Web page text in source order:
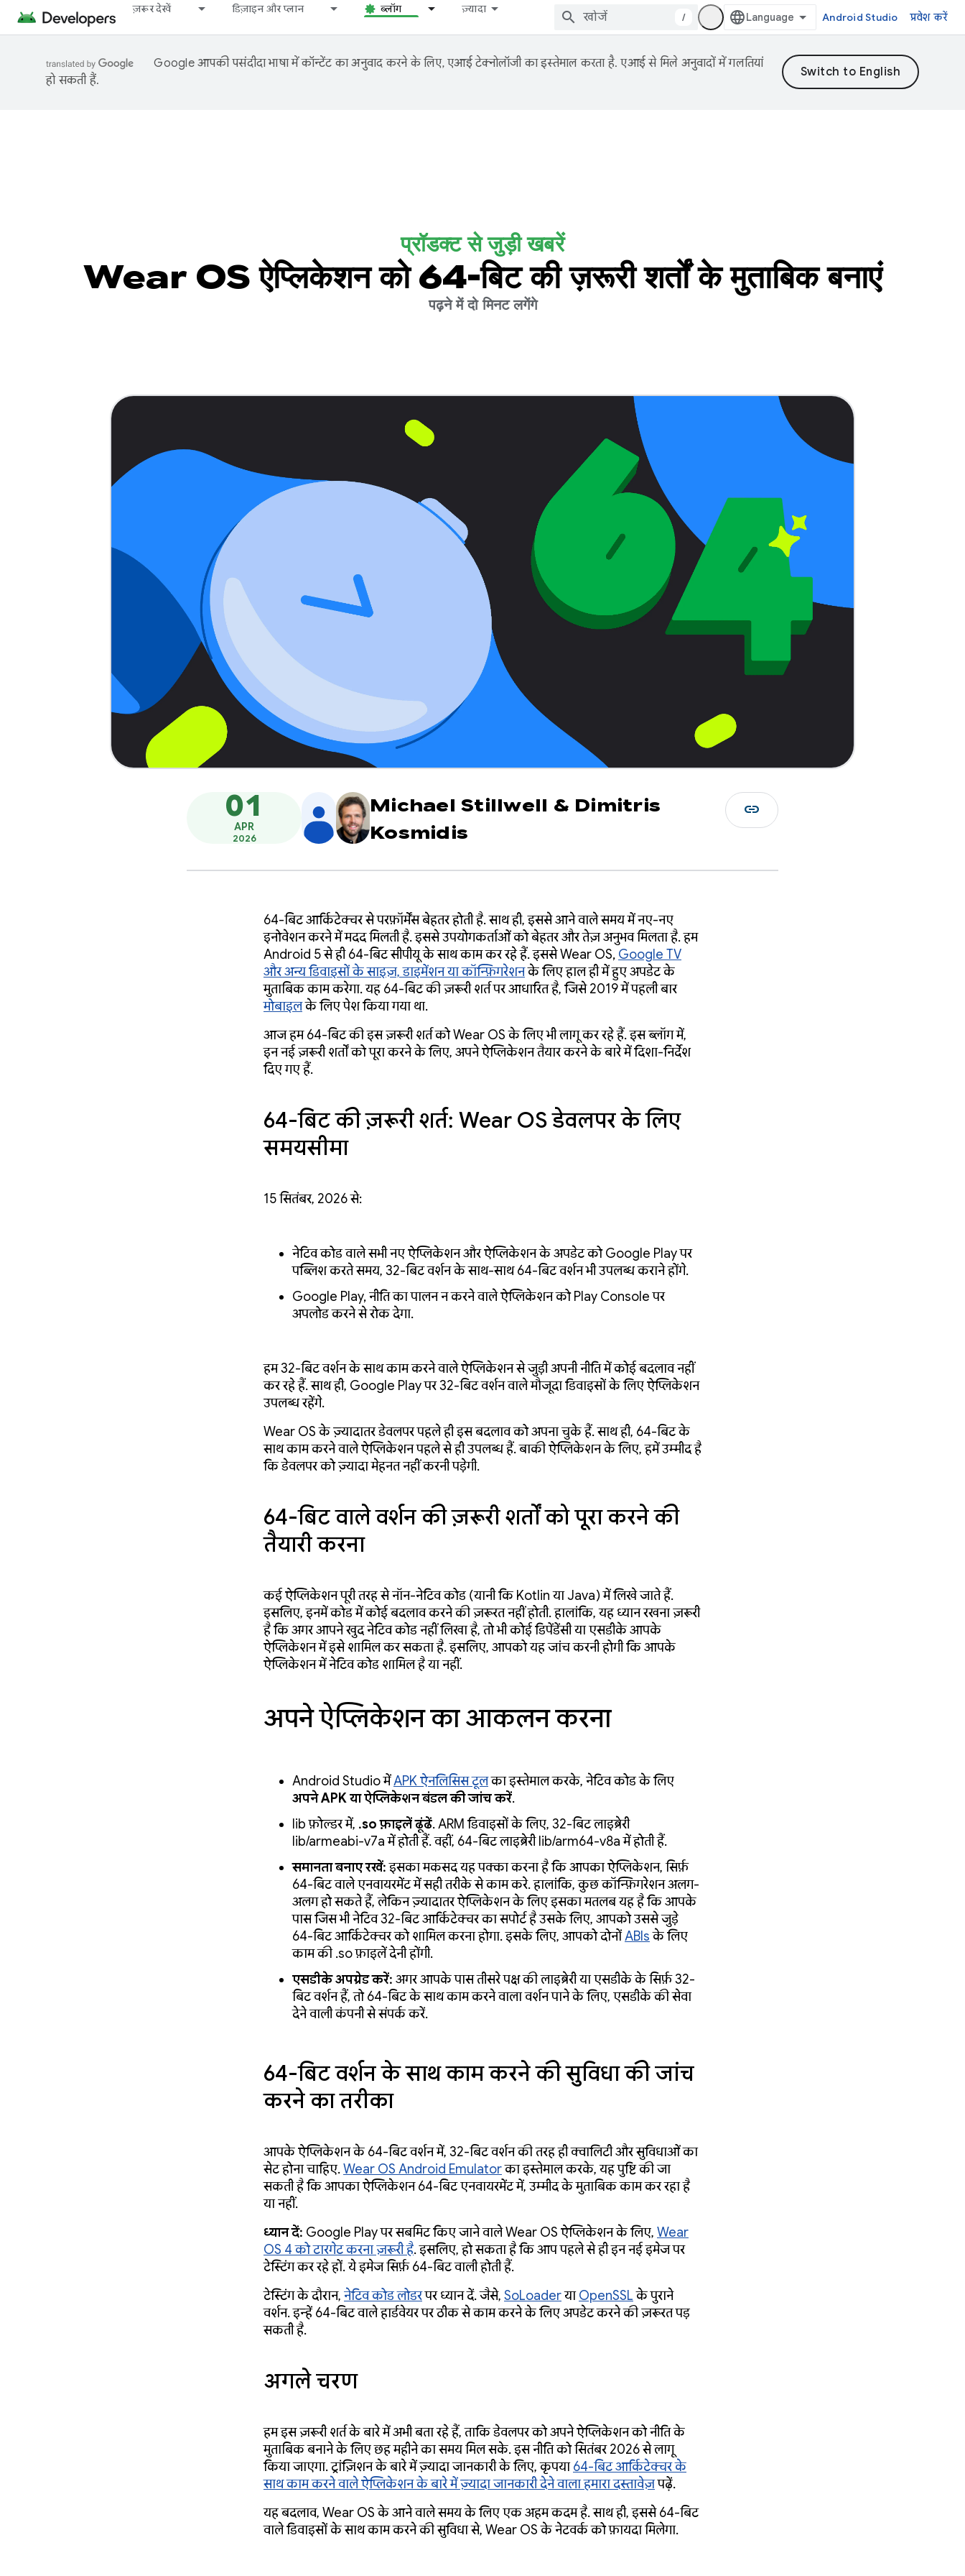
ज़रूर देखें डिज़ाइन और प्लान ब्लॉग ज़्यादा
/ Android Studio प्रवेश करें
Google आपकी पसंदीदा भाषा में कॉन्टेंट का अनुवाद करने के लिए, एआई टेक्नोलॉजी का इस्तेमाल करता है. एआई से मिले अनुवादों में गलतियां
हो सकती हैं.
प्रॉडक्ट से जुड़ी खबरें
Wear OS ऐप्लिकेशन को 64-बिट की ज़रूरी शर्तों के मुताबिक बनाएं
पढ़ने में दो मिनट लगेंगे
01
APR
2026
Michael Stillwell & Dimitris
Kosmidis
link
64-बिट आर्किटेक्चर से परफ़ॉर्मेंस बेहतर होती है. साथ ही, इससे आने वाले समय में नए-नए
इनोवेशन करने में मदद मिलती है. इससे उपयोगकर्ताओं को बेहतर और तेज़ अनुभव मिलता है. हम
Android 5 से ही 64-बिट सीपीयू के साथ काम कर रहे हैं. इससे Wear OS, Google TV
और अन्य डिवाइसों के साइज़, डाइमेंशन या कॉन्फ़िगरेशनके लिए हाल ही में हुए अपडेट के
मुताबिक काम करेगा. यह 64-बिट की ज़रूरी शर्त पर आधारित है, जिसे 2019 में पहली बार
मोबाइलके लिए पेश किया गया था.
आज हम 64-बिट की इस ज़रूरी शर्त को Wear OS के लिए भी लागू कर रहे हैं. इस ब्लॉग में,
इन नई ज़रूरी शर्तों को पूरा करने के लिए, अपने ऐप्लिकेशन तैयार करने के बारे में दिशा-निर्देश
दिए गए हैं.
64-बिट की ज़रूरी शर्त: Wear OS डेवलपर के लिए
समयसीमा
15 सितंबर, 2026 से:
नेटिव कोड वाले सभी नए ऐप्लिकेशन और ऐप्लिकेशन के अपडेट को Google Play पर
पब्लिश करते समय, 32-बिट वर्शन के साथ-साथ 64-बिट वर्शन भी उपलब्ध कराने होंगे.
Google Play, नीति का पालन न करने वाले ऐप्लिकेशन को Play Console पर
अपलोड करने से रोक देगा.
हम 32-बिट वर्शन के साथ काम करने वाले ऐप्लिकेशन से जुड़ी अपनी नीति में कोई बदलाव नहीं
कर रहे हैं. साथ ही, Google Play पर 32-बिट वर्शन वाले मौजूदा डिवाइसों के लिए ऐप्लिकेशन
उपलब्ध रहेंगे.
Wear OS के ज़्यादातर डेवलपर पहले ही इस बदलाव को अपना चुके हैं. साथ ही, 64-बिट के
साथ काम करने वाले ऐप्लिकेशन पहले से ही उपलब्ध हैं. बाकी ऐप्लिकेशन के लिए, हमें उम्मीद है
कि डेवलपर को ज़्यादा मेहनत नहीं करनी पड़ेगी.
64-बिट वाले वर्शन की ज़रूरी शर्तों को पूरा करने की
तैयारी करना
कई ऐप्लिकेशन पूरी तरह से नॉन-नेटिव कोड (यानी कि Kotlin या Java) में लिखे जाते हैं.
इसलिए, इनमें कोड में कोई बदलाव करने की ज़रूरत नहीं होती. हालांकि, यह ध्यान रखना ज़रूरी
है कि अगर आपने खुद नेटिव कोड नहीं लिखा है, तो भी कोई डिपेंडेंसी या एसडीके आपके
ऐप्लिकेशन में इसे शामिल कर सकता है. इसलिए, आपको यह जांच करनी होगी कि आपके
ऐप्लिकेशन में नेटिव कोड शामिल है या नहीं.
अपने ऐप्लिकेशन का आकलन करना
Android Studio मेंAPK ऐनलिसिस टूलका इस्तेमाल करके, नेटिव कोड के लिए
अपने APK या ऐप्लिकेशन बंडल की जांच करें.
lib फ़ोल्डर में, .so फ़ाइलें ढूंढें. ARM डिवाइसों के लिए, 32-बिट लाइब्रेरी
lib/armeabi-v7a में होती हैं. वहीं, 64-बिट लाइब्रेरी lib/arm64-v8a में होती हैं.
समानता बनाए रखें:इसका मकसद यह पक्का करना है कि आपका ऐप्लिकेशन, सिर्फ़
64-बिट वाले एनवायरमेंट में सही तरीके से काम करे. हालांकि, कुछ कॉन्फ़िगरेशन अलग-
अलग हो सकते हैं, लेकिन ज़्यादातर ऐप्लिकेशन के लिए इसका मतलब यह है कि आपके
पास जिस भी नेटिव 32-बिट आर्किटेक्चर का सपोर्ट है उसके लिए, आपको उससे जुड़े
64-बिट आर्किटेक्चर को शामिल करना होगा. इसके लिए, आपको दोनोंABIsके लिए
काम की .so फ़ाइलें देनी होंगी.
एसडीके अपग्रेड करें: अगर आपके पास तीसरे पक्ष की लाइब्रेरी या एसडीके के सिर्फ़ 32-
बिट वर्शन हैं, तो 64-बिट के साथ काम करने वाला वर्शन पाने के लिए, एसडीके की सेवा
देने वाली कंपनी से संपर्क करें.
64-बिट वर्शन के साथ काम करने की सुविधा की जांच
करने का तरीका
आपके ऐप्लिकेशन के 64-बिट वर्शन में, 32-बिट वर्शन की तरह ही क्वालिटी और सुविधाओं का
सेट होना चाहिए.Wear OS Android Emulatorका इस्तेमाल करके, यह पुष्टि की जा
सकती है कि आपका ऐप्लिकेशन 64-बिट एनवायरमेंट में, उम्मीद के मुताबिक काम कर रहा है
या नहीं.
ध्यान दें: Google Play पर सबमिट किए जाने वाले Wear OS ऐप्लिकेशन के लिए, Wear
OS 4 को टारगेट करना ज़रूरी है. इसलिए, हो सकता है कि आप पहले से ही इन नई इमेज पर
टेस्टिंग कर रहे हों. ये इमेज सिर्फ़ 64-बिट वाली होती हैं.
टेस्टिंग के दौरान, नेटिव कोड लोडरपर ध्यान दें. जैसे, SoLoaderयाOpenSSLके पुराने
वर्शन. इन्हें 64-बिट वाले हार्डवेयर पर ठीक से काम करने के लिए अपडेट करने की ज़रूरत पड़
सकती है.
अगले चरण
हम इस ज़रूरी शर्त के बारे में अभी बता रहे हैं, ताकि डेवलपर को अपने ऐप्लिकेशन को नीति के
मुताबिक बनाने के लिए छह महीने का समय मिल सके. इस नीति को सितंबर 2026 से लागू
किया जाएगा. ट्रांज़िशन के बारे में ज़्यादा जानकारी के लिए, कृपया64-बिट आर्किटेक्चर के
साथ काम करने वाले ऐप्लिकेशन के बारे में ज़्यादा जानकारी देने वाला हमारा दस्तावेज़पढ़ें.
यह बदलाव, Wear OS के आने वाले समय के लिए एक अहम कदम है. साथ ही, इससे 64-बिट
वाले डिवाइसों के साथ काम करने की सुविधा से, Wear OS के नेटवर्क को फ़ायदा मिलेगा.